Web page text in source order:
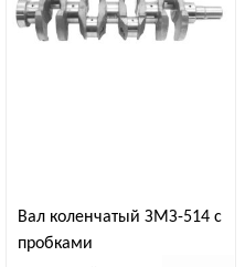
Вал коленчатый ЗМЗ-514 с
пробками